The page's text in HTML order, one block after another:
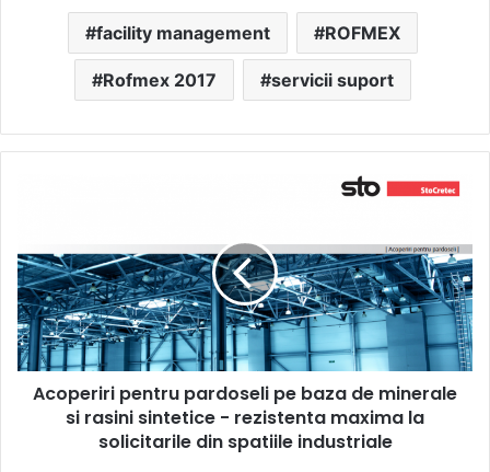
facility management ROFMEX
Rofmex 2017 servicii suport
pe
baza
de
minerale
si
rasini
sintetice
Acoperiri pentru pardoseli pe baza de minerale
si rasini sintetice - rezistenta maxima la
solicitarile din spatiile industriale